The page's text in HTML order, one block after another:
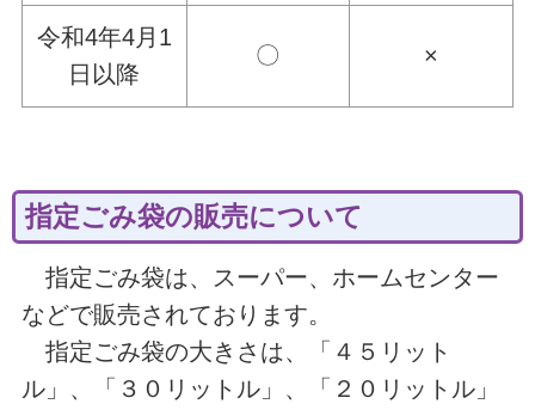
令和4年4月1
日以降
〇 ×
指定ごみ袋の販売について
指定ごみ袋は、スーパー、ホームセンター
などで販売されております。
指定ごみ袋の大きさは、「４５リット
ル」、「３０リットル」、「２０リットル」